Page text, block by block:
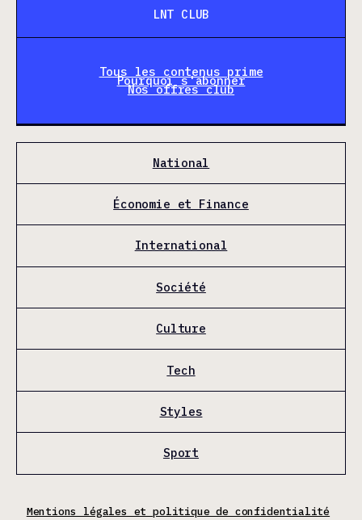
LNT CLUB
Tous les contenus prime
Pourquoi s'abonner
Nos offres club
National
Économie et Finance
International
Société
Culture
Tech
Styles
Sport
Mentions légales et politique de confidentialité